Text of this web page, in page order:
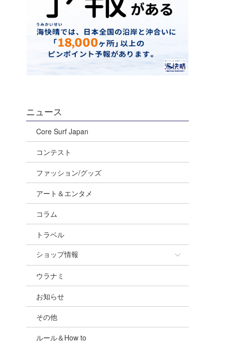
ニュース
Core Surf Japan
コンテスト
ファッション/グッズ
アート＆エンタメ
コラム
トラベル
ショップ情報
ショップ情報
湘南
千葉北
伊豆
ウラナミ
お知らせ
その他
ルール＆How to